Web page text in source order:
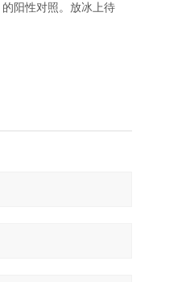
的阳性对照。放冰上待